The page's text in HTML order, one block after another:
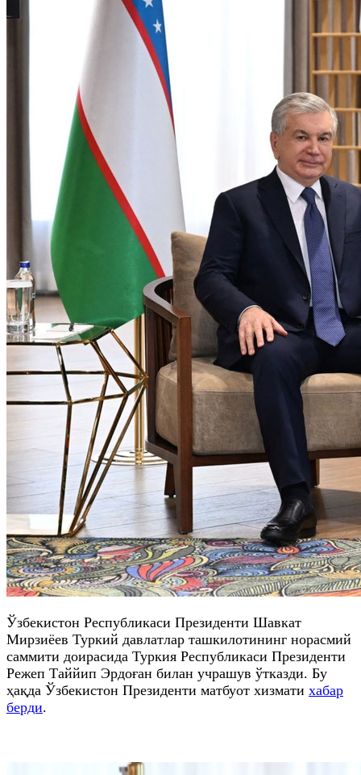
Ўзбекистон Республикаси Президенти Шавкат
Мирзиёев Туркий давлатлар ташкилотининг норасмий
саммити доирасида Туркия Республикаси Президенти
Режеп Таййип Эрдоған билан учрашув ўтказди. Бу
ҳақда Ўзбекистон Президенти матбуот хизмати хабар
берди.